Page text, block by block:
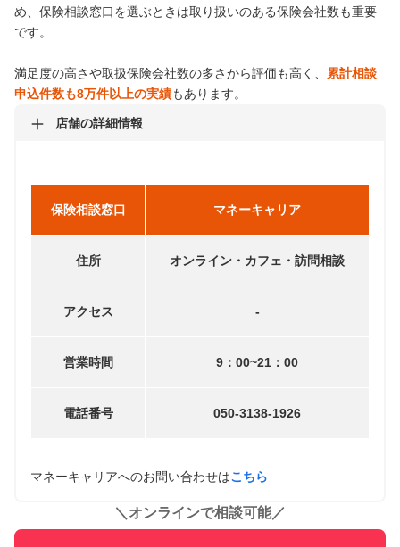
め、保険相談窓口を選ぶときは取り扱いのある保険会社数も重要
です。
満足度の高さや取扱保険会社数の多さから評価も高く、 累計相談
申込件数も8万件以上の実績もあります。
店舗の詳細情報
保険相談窓口 マネーキャリア
住所 オンライン・カフェ・訪問相談
アクセス -
営業時間 9：00~21：00
電話番号 050-3138-1926
マネーキャリアへのお問い合わせはこちら
＼ オンラインで相談可能／